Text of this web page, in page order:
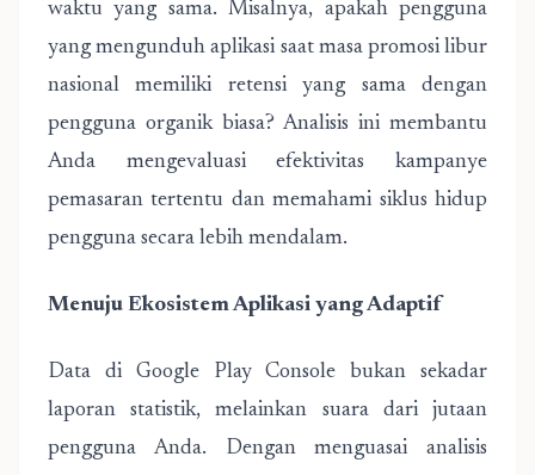
waktu yang sama. Misalnya, apakah pengguna
yang mengunduh aplikasi saat masa promosi libur
nasional memiliki retensi yang sama dengan
pengguna organik biasa? Analisis ini membantu
Anda mengevaluasi efektivitas kampanye
pemasaran tertentu dan memahami siklus hidup
pengguna secara lebih mendalam.
Menuju Ekosistem Aplikasi yang Adaptif
Data di Google Play Console bukan sekadar
laporan statistik, melainkan suara dari jutaan
pengguna Anda. Dengan menguasai analisis